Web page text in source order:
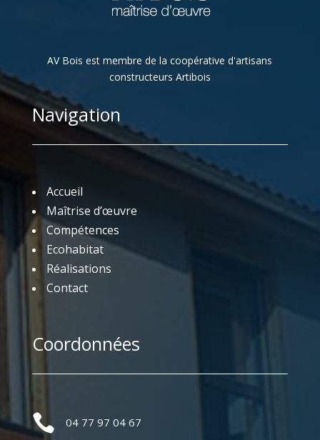
AV Bois est membre de la coopérative d'artisans
constructeurs Artibois
Navigation
Accueil
Maîtrise d’œuvre
Compétences
Ecohabitat
Réalisations
Contact
Coordonnées
 04 77 97 04 67